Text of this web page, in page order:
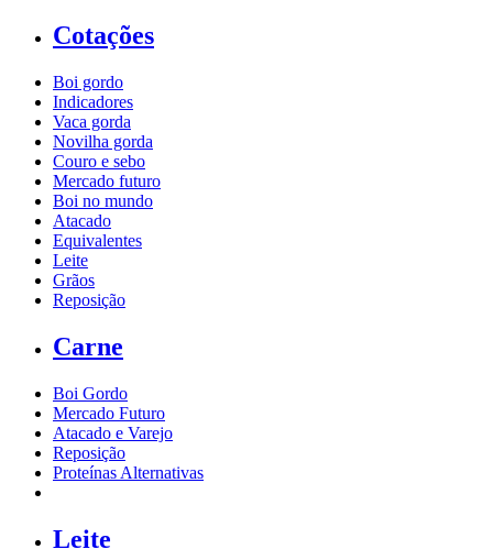
Cotações
Boi gordo
Indicadores
Vaca gorda
Novilha gorda
Couro e sebo
Mercado futuro
Boi no mundo
Atacado
Equivalentes
Leite
Grãos
Reposição
Carne
Boi Gordo
Mercado Futuro
Atacado e Varejo
Reposição
Proteínas Alternativas
Leite